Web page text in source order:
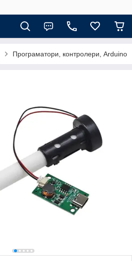
Програматори, контролери, Arduino